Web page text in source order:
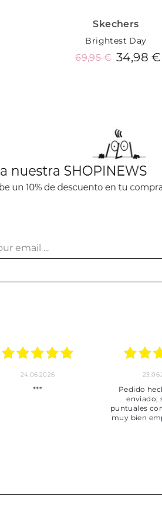
Skechers
Brightest Day
34,98 €
69,95 €
24.06.2026
***
Pedido
enviado,
puntuales
muy bien